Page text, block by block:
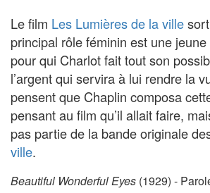
Le film Les Lumières de la ville
principal rôle féminin est une
pour qui Charlot fait tout son
l’argent qui servira à lui rendre la
pensent que Chaplin composa
pensant au film qu’il allait faire,
pas partie de la bande originale
ville.
Beautiful Wonderful Eyes (1929) -